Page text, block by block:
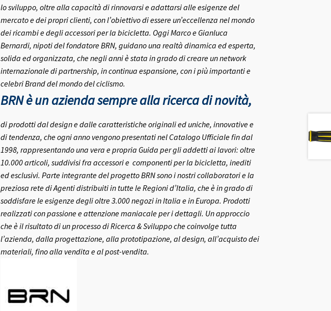
lo sviluppo, oltre alla capacità di rinnovarsi e adattarsi alle esigenze del
mercato e dei propri clienti, con l’obiettivo di essere un’eccellenza nel mondo
dei ricambi e degli accessori per la bicicletta. Oggi Marco e Gianluca
Bernardi, nipoti del fondatore BRN, guidano una realtà dinamica ed esperta,
solida ed organizzata, che negli anni è stata in grado di creare un network
internazionale di partnership, in continua espansione, con i più importanti e
celebri Brand del mondo del ciclismo.
BRN è un azienda sempre alla ricerca di novità,
di prodotti dal design e dalle caratteristiche originali ed uniche, innovative e
di tendenza, che ogni anno vengono presentati nel Catalogo Ufficiale fin dal
1998, rappresentando una vera e propria Guida per gli addetti ai lavori: oltre
10.000 articoli, suddivisi fra accessori e componenti per la bicicletta, inediti
ed esclusivi. Parte integrante del progetto BRN sono i nostri collaboratori e la
preziosa rete di Agenti distribuiti in tutte le Regioni d’Italia, che è in grado di
soddisfare le esigenze degli oltre 3.000 negozi in Italia e in Europa. Prodotti
realizzati con passione e attenzione maniacale per i dettagli. Un approccio
che è il risultato di un processo di Ricerca & Sviluppo che coinvolge tutta
l’azienda, dalla progettazione, alla prototipazione, al design, all’acquisto dei
materiali, fino alla vendita e al post-vendita.